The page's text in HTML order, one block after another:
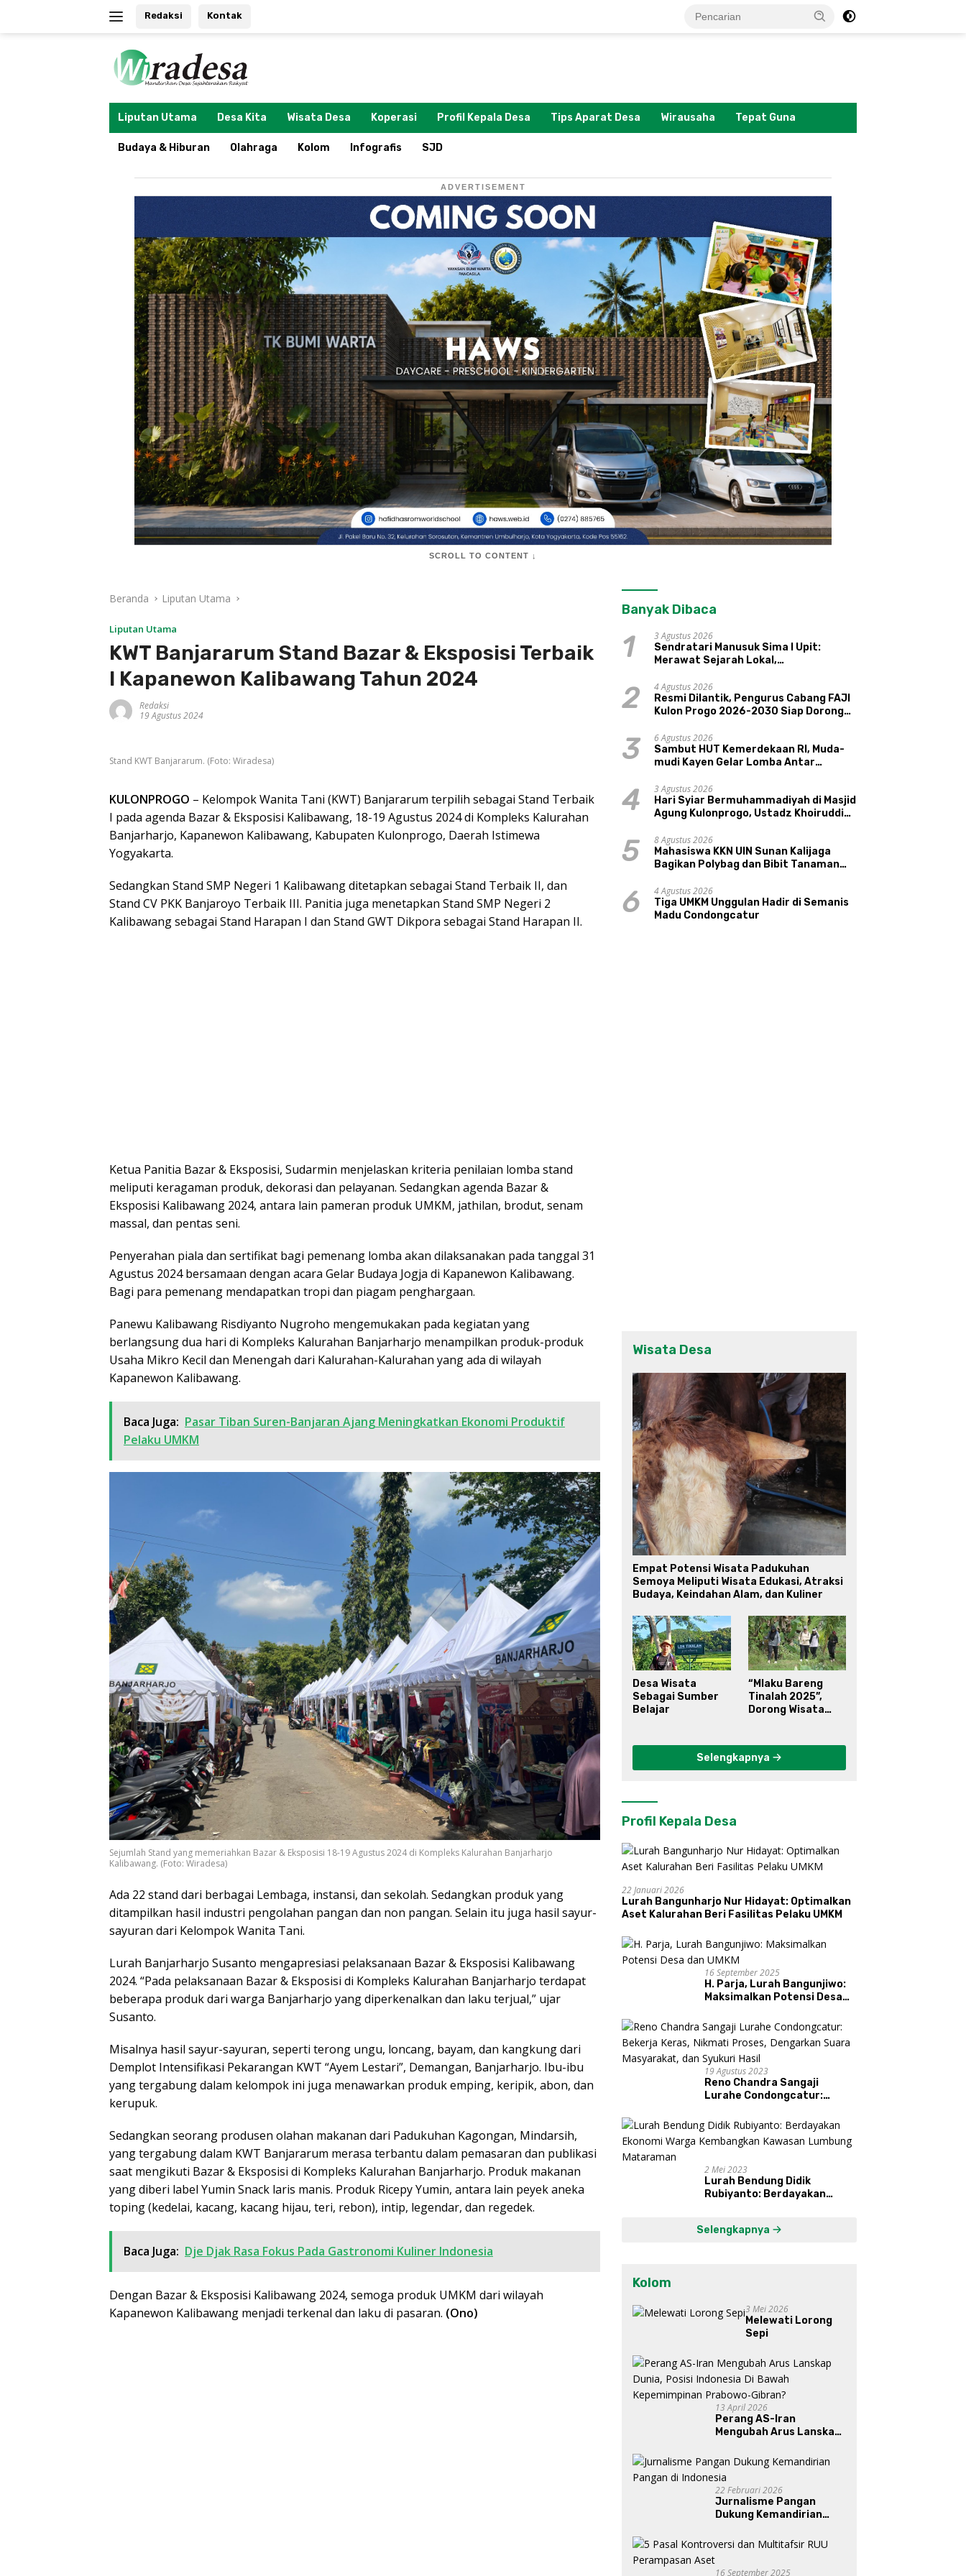
Redaksi Kontak
Liputan Utama Desa Kita Wisata Desa Koperasi Profil Kepala Desa Tips Aparat Desa Wirausaha Tepat Guna
Budaya & Hiburan Olahraga Kolom Infografis SJD
ADVERTISEMENT
SCROLL TO CONTENT ↓
Beranda Liputan Utama
Liputan Utama
KWT Banjararum Stand Bazar & Eksposisi Terbaik
I Kapanewon Kalibawang Tahun 2024
Redaksi
19 Agustus 2024
Stand KWT Banjararum. (Foto: Wiradesa)
KULONPROGO – Kelompok Wanita Tani (KWT) Banjararum terpilih sebagai Stand Terbaik
I pada agenda Bazar & Eksposisi Kalibawang, 18-19 Agustus 2024 di Kompleks Kalurahan
Banjarharjo, Kapanewon Kalibawang, Kabupaten Kulonprogo, Daerah Istimewa
Yogyakarta.
Sedangkan Stand SMP Negeri 1 Kalibawang ditetapkan sebagai Stand Terbaik II, dan
Stand CV PKK Banjaroyo Terbaik III. Panitia juga menetapkan Stand SMP Negeri 2
Kalibawang sebagai Stand Harapan I dan Stand GWT Dikpora sebagai Stand Harapan II.
Ketua Panitia Bazar & Eksposisi, Sudarmin menjelaskan kriteria penilaian lomba stand
meliputi keragaman produk, dekorasi dan pelayanan. Sedangkan agenda Bazar &
Eksposisi Kalibawang 2024, antara lain pameran produk UMKM, jathilan, brodut, senam
massal, dan pentas seni.
Penyerahan piala dan sertifikat bagi pemenang lomba akan dilaksanakan pada tanggal 31
Agustus 2024 bersamaan dengan acara Gelar Budaya Jogja di Kapanewon Kalibawang.
Bagi para pemenang mendapatkan tropi dan piagam penghargaan.
Panewu Kalibawang Risdiyanto Nugroho mengemukakan pada kegiatan yang
berlangsung dua hari di Kompleks Kalurahan Banjarharjo menampilkan produk-produk
Usaha Mikro Kecil dan Menengah dari Kalurahan-Kalurahan yang ada di wilayah
Kapanewon Kalibawang.
Baca Juga: Pasar Tiban Suren-Banjaran Ajang Meningkatkan Ekonomi Produktif
Pelaku UMKM
Sejumlah Stand yang memeriahkan Bazar & Eksposisi 18-19 Agustus 2024 di Kompleks Kalurahan Banjarharjo
Kalibawang. (Foto: Wiradesa)
Ada 22 stand dari berbagai Lembaga, instansi, dan sekolah. Sedangkan produk yang
ditampilkan hasil industri pengolahan pangan dan non pangan. Selain itu juga hasil sayur-
sayuran dari Kelompok Wanita Tani.
Lurah Banjarharjo Susanto mengapresiasi pelaksanaan Bazar & Eksposisi Kalibawang
2024. “Pada pelaksanaan Bazar & Eksposisi di Kompleks Kalurahan Banjarharjo terdapat
beberapa produk dari warga Banjarharjo yang diperkenalkan dan laku terjual,” ujar
Susanto.
Misalnya hasil sayur-sayuran, seperti terong ungu, loncang, bayam, dan kangkung dari
Demplot Intensifikasi Pekarangan KWT “Ayem Lestari”, Demangan, Banjarharjo. Ibu-ibu
yang tergabung dalam kelompok ini juga menawarkan produk emping, keripik, abon, dan
kerupuk.
Sedangkan seorang produsen olahan makanan dari Padukuhan Kagongan, Mindarsih,
yang tergabung dalam KWT Banjararum merasa terbantu dalam pemasaran dan publikasi
saat mengikuti Bazar & Eksposisi di Kompleks Kalurahan Banjarharjo. Produk makanan
yang diberi label Yumin Snack laris manis. Produk Ricepy Yumin, antara lain peyek aneka
toping (kedelai, kacang, kacang hijau, teri, rebon), intip, legendar, dan regedek.
Baca Juga: Dje Djak Rasa Fokus Pada Gastronomi Kuliner Indonesia
Dengan Bazar & Eksposisi Kalibawang 2024, semoga produk UMKM dari wilayah
Kapanewon Kalibawang menjadi terkenal dan laku di pasaran. (Ono)
Banyak Dibaca
1
3 Agustus 2026
Sendratari Manusuk Sima I Upit:
Merawat Sejarah Lokal,
Pariwisata, dan Ekologi Klaten
2
4 Agustus 2026
Resmi Dilantik, Pengurus Cabang FAJI
Kulon Progo 2026-2030 Siap Dorong
Sungai Progo
3
6 Agustus 2026
Sambut HUT Kemerdekaan RI, Muda-
mudi Kayen Gelar Lomba Antar
4
3 Agustus 2026
Hari Syiar Bermuhammadiyah di Masjid
Agung Kulonprogo, Ustadz Khoiruddin
Sakinah Adalah Agama
5
8 Agustus 2026
Mahasiswa KKN UIN Sunan Kalijaga
Bagikan Polybag dan Bibit Tanaman
Ngipikrejo 1
6
4 Agustus 2026
Tiga UMKM Unggulan Hadir di Semanis
Madu Condongcatur
Wisata Desa
Empat Potensi Wisata Padukuhan
Semoya Meliputi Wisata Edukasi, Atraksi
Budaya, Keindahan Alam, dan Kuliner
Desa Wisata
Sebagai Sumber
Belajar
“Mlaku Bareng
Tinalah 2025”,
Dorong Wisata
Selengkapnya
Profil Kepala Desa
22 Januari 2026
Lurah Bangunharjo Nur Hidayat: Optimalkan
Aset Kalurahan Beri Fasilitas Pelaku UMKM
16 September 2025
H. Parja, Lurah Bangunjiwo:
Maksimalkan Potensi Desa
19 Agustus 2023
Reno Chandra Sangaji
Lurahe Condongcatur:
Proses, Dengarkan Suara
Masyarakat, dan Syukuri
Hasil
2 Mei 2023
Lurah Bendung Didik
Rubiyanto: Berdayakan
Mataraman
Selengkapnya
Kolom
3 Mei 2026
Melewati Lorong
Sepi
13 April 2026
Perang AS-Iran
Mengubah Arus Lanskap
Bawah Kepemimpinan
Prabowo-Gibran?
22 Februari 2026
Jurnalisme Pangan
Dukung Kemandirian
16 September 2025